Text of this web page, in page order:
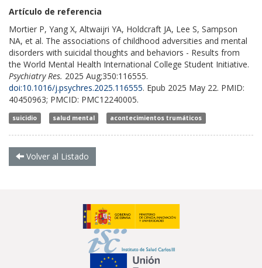
Artículo de referencia
Mortier P, Yang X, Altwaijri YA, Holdcraft JA, Lee S, Sampson
NA, et al. The associations of childhood adversities and mental
disorders with suicidal thoughts and behaviors - Results from
the World Mental Health International College Student Initiative.
Psychiatry Res. 2025 Aug;350:116555.
doi:10.1016/j.psychres.2025.116555. Epub 2025 May 22. PMID:
40450963; PMCID: PMC12240005.
suicidio salud mental acontecimientos trumáticos
Volver al Listado